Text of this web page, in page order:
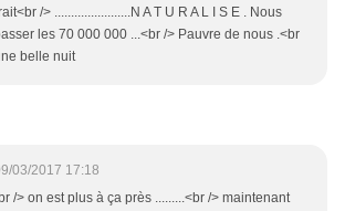
/> .......................N A T U R A L I S E . Nous
les 70 000 000 ...<br /> Pauvre de nous .<br
belle nuit
03/2017 17:18
/> on est plus à ça près .........<br /> maintenant